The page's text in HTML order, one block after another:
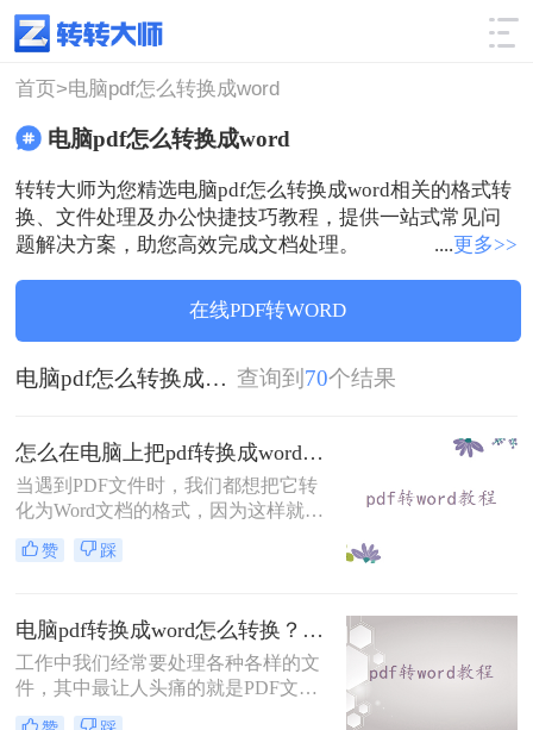
使用技巧 筛选
首页>电脑pdf怎么转换成word
电脑pdf怎么转换成word
转转大师为您精选电脑pdf怎么转换成word相关的格式转
换、文件处理及办公快捷技巧教程，提供一站式常见问
题解决方案，助您高效完成文档处理。
....更多>>
在线PDF转WORD
电脑pdf怎么转换成word 查询到 70个结果
怎么在电脑上把pdf转换成word？转转大师在线转换就能解决！
当遇到PDF文件时，我们都想把它转
化为Word文档的格式，因为这样就能
编辑PDF文件了。那么你知道怎么在
电脑上把pdf转换成word吗？说到格式
次遇到这种问题就不用担心了。
赞 踩
电脑pdf转换成word怎么转换？教你三个方法！
工作中我们经常要处理各种各样的文
件，其中最让人头痛的就是PDF文
件，因为PDF文件无法编辑，只能看